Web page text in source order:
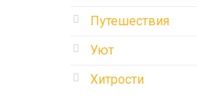
Путешествия
Уют
Хитрости